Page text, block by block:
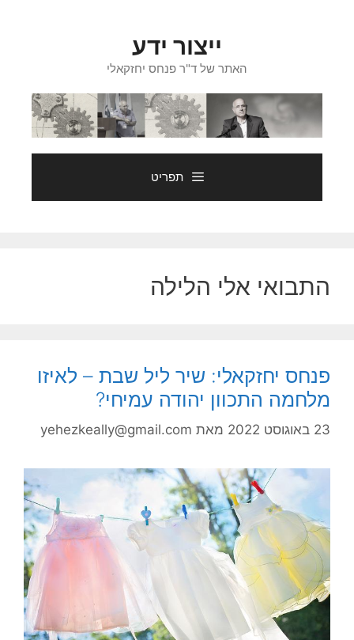
ייצור ידע
האתר של ד"ר פנחס יחזקאלי
תפריט
התבואי אלי הלילה
פנחס יחזקאלי: שיר ליל שבת – לאיזו
מלחמה התכוון יהודה עמיחי?
23 באוגוסט 2022 מאת yehezkeally@gmail.com